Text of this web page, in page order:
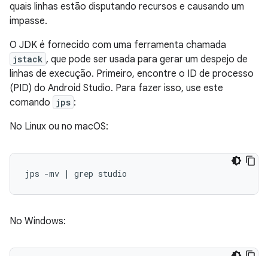
quais linhas estão disputando recursos e causando um
impasse.
O JDK é fornecido com uma ferramenta chamada
jstack , que pode ser usada para gerar um despejo de
linhas de execução. Primeiro, encontre o ID de processo
(PID) do Android Studio. Para fazer isso, use este
comando jps :
No Linux ou no macOS:
No Windows: